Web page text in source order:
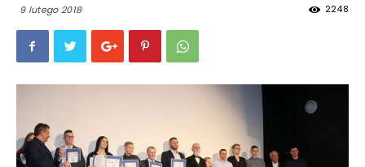
9 lutego 2018 2248